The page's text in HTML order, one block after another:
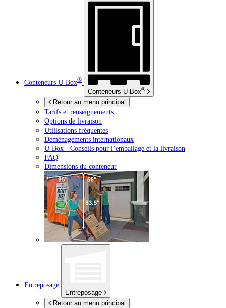
Conteneurs U-Box®
Conteneurs U-Box®
Retour au menu principal
Tarifs et renseignements
Options de livraison
Utilisations fréquentes
Déménagements internationaux
U-Box - Conseils pour l’emballage et la livraison
FAQ
Dimensions du conteneur
Entreposage
Entreposage
Retour au menu principal